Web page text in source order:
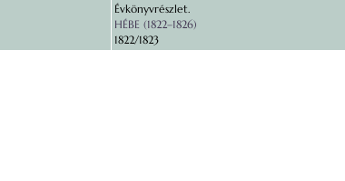
Évkönyvrészlet.
HÉBE (1822–1826)
1822/1823